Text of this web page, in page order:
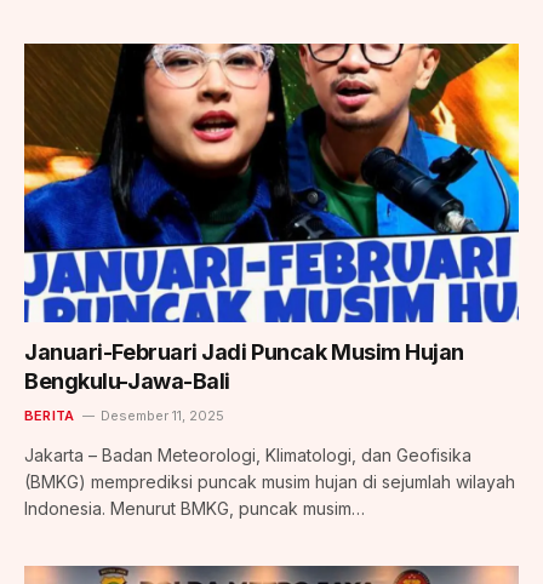
Januari-Februari Jadi Puncak Musim Hujan
Bengkulu-Jawa-Bali
BERITA Desember 11, 2025
Jakarta – Badan Meteorologi, Klimatologi, dan Geofisika
(BMKG) memprediksi puncak musim hujan di sejumlah wilayah
Indonesia. Menurut BMKG, puncak musim…